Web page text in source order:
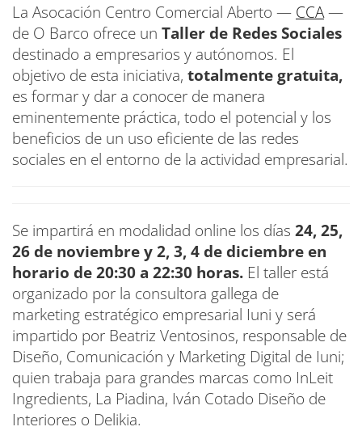
La Asocación Centro Comercial Aberto — CCA—
de O Barco ofrece un Taller de Redes Sociales
destinado a empresarios y autónomos. El
objetivo de esta iniciativa, totalmente gratuita,
es formar y dar a conocer de manera
eminentemente práctica, todo el potencial y los
beneficios de un uso eficiente de las redes
sociales en el entorno de la actividad empresarial.
Se impartirá en modalidad online los días 24, 25,
26 de noviembre y 2, 3, 4 de diciembre en
horario de 20:30 a 22:30 horas. El taller está
organizado por la consultora gallega de
marketing estratégico empresarial Iuni y será
impartido por Beatriz Ventosinos, responsable de
Diseño, Comunicación y Marketing Digital de Iuni;
quien trabaja para grandes marcas como InLeit
Ingredients, La Piadina, Iván Cotado Diseño de
Interiores o Delikia.